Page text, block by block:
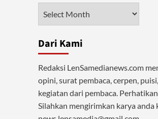
Dari Kami
Redaksi LenSamedianews.com
opini, surat pembaca, cerpen,
kegiatan dari pembaca.
Silahkan mengirimkan karya anda